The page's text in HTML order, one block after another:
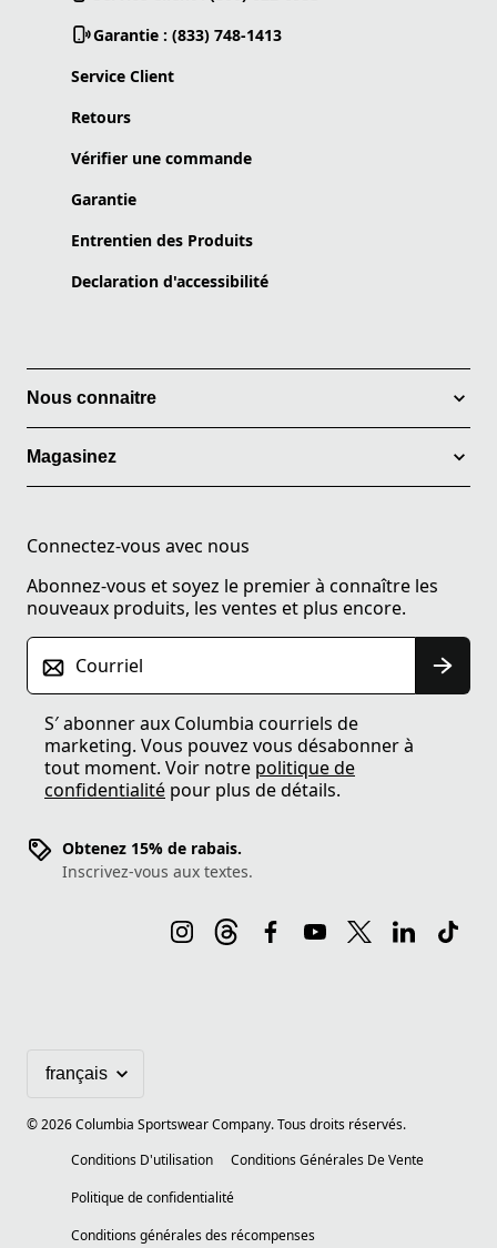
Garantie : (833) 748-1413
Service Client
Retours
Vérifier une commande
Garantie
Entrentien des Produits
Declaration d'accessibilité
Nous connaitre
Magasinez
Connectez-vous avec nous
Abonnez-vous et soyez le premier à connaître les
nouveaux produits, les ventes et plus encore.
Courriel
S′ abonner aux Columbia courriels de
marketing. Vous pouvez vous désabonner à
tout moment. Voir notre politique de
confidentialité pour plus de détails.
Obtenez 15% de rabais.
Inscrivez-vous aux textes.
©2026Columbia Sportswear Company. Tous droits réservés.
Conditions D'utilisation
Conditions Générales De Vente
Politique de confidentialité
Conditions générales des récompenses